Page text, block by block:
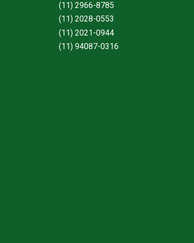
(11) 2966-8785
(11) 2028-0553
(11) 2021-0944
(11) 94087-0316